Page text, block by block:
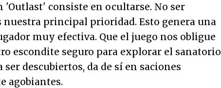
'Outlast' consiste en ocultarse. No ser
nuestra principal prioridad. Esto genera una
muy efectiva. Que el juego nos obligue
escondite seguro para explorar el sanatorio
descubiertos, da de sí en saciones
agobiantes.